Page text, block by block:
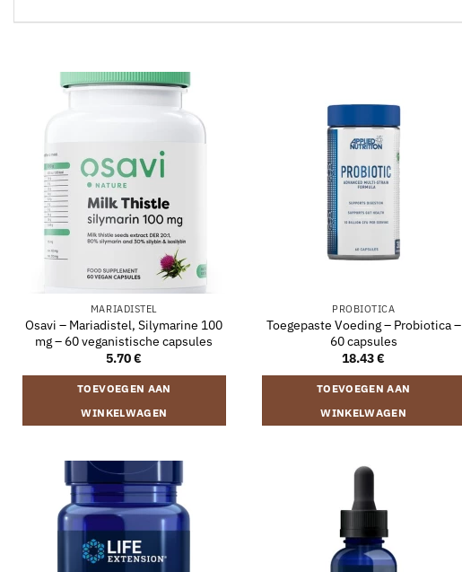
MARIADISTEL
Osavi – Mariadistel, Silymarine 100
mg – 60 veganistische capsules
5.70€
TOEVOEGEN AAN
WINKELWAGEN
PROBIOTICA
Toegepaste Voeding – Probiotica –
60 capsules
18.43€
TOEVOEGEN AAN
WINKELWAGEN